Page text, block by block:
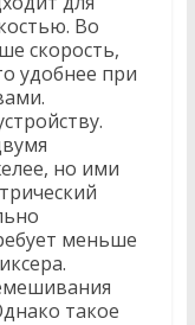
Во
скорость,
удобнее при
но ими
меньше
такое